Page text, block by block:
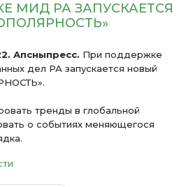
МИД РА ЗАПУСКАЕТСЯ
Апсныпресс. При поддержке
дел РА запускается новый
тренды в глобальной
о событиях меняющегося